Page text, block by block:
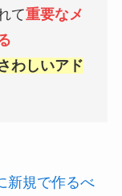
て重要なメ
わしいアド
規で作るべ